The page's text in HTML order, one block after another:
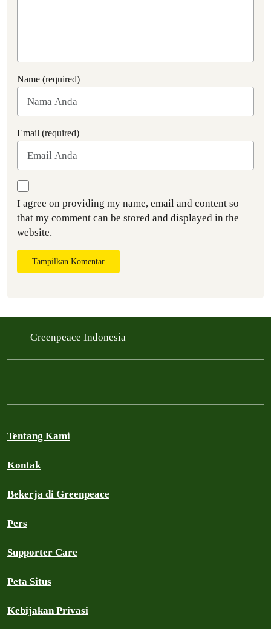
Name (required)
Email (required)
I agree on providing my name, email and content so
that my comment can be stored and displayed in the
website.
Tampilkan Komentar
Greenpeace Indonesia
Tentang Kami
Kontak
Bekerja di Greenpeace
Pers
Supporter Care
Peta Situs
Kebijakan Privasi